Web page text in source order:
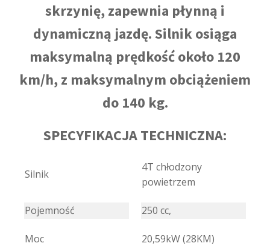
skrzynię, zapewnia płynną i
dynamiczną jazdę. Silnik osiąga
maksymalną prędkość około 120
km/h, z maksymalnym obciążeniem
do 140 kg.
SPECYFIKACJA TECHNICZNA:
Silnik
4T chłodzony
powietrzem
Pojemność 250 cc,
Moc 20,59kW (28KM)